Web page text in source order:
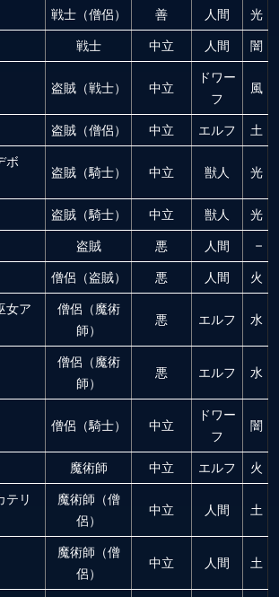
戦士（僧侶） 善 人間 光
戦士 中立 人間 闇
盗賊（戦士） 中立
ドワー
フ
風
盗賊（僧侶） 中立 エルフ 土
ボ
盗賊（騎士） 中立 獣人 光
盗賊（騎士） 中立 獣人 光
盗賊 悪 人間 –
僧侶（盗賊） 悪 人間 火
女ア
僧侶（魔術
師）
悪 エルフ 水
僧侶（魔術
師）
悪 エルフ 水
僧侶（騎士） 中立
ドワー
フ
闇
魔術師 中立 エルフ 火
テリ
魔術師（僧
侶）
中立 人間 土
魔術師（僧
侶）
中立 人間 土